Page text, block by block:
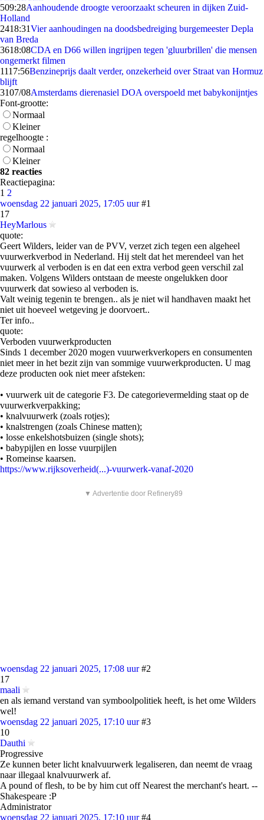
509:28Aanhoudende droogte veroorzaakt scheuren in dijken Zuid-
Holland
2418:31Vier aanhoudingen na doodsbedreiging burgemeester Depla
van Breda
3618:08CDA en D66 willen ingrijpen tegen 'gluurbrillen' die mensen
ongemerkt filmen
1117:56Benzineprijs daalt verder, onzekerheid over Straat van Hormuz
blijft
3107/08Amsterdams dierenasiel DOA overspoeld met babykonijntjes
Font-grootte:
Normaal
Kleiner
regelhoogte :
Normaal
Kleiner
82 reacties
Reactiepagina:
1 2
woensdag 22 januari 2025, 17:05 uur #1
17
HeyMarlous
quote:
Geert Wilders, leider van de PVV, verzet zich tegen een algeheel
vuurwerkverbod in Nederland. Hij stelt dat het merendeel van het
vuurwerk al verboden is en dat een extra verbod geen verschil zal
maken. Volgens Wilders ontstaan de meeste ongelukken door
vuurwerk dat sowieso al verboden is.
Valt weinig tegenin te brengen.. als je niet wil handhaven maakt het
niet uit hoeveel wetgeving je doorvoert..
Ter info..
quote:
Verboden vuurwerkproducten
Sinds 1 december 2020 mogen vuurwerkverkopers en consumenten
niet meer in het bezit zijn van sommige vuurwerkproducten. U mag
deze producten ook niet meer afsteken:
• vuurwerk uit de categorie F3. De categorievermelding staat op de
vuurwerkverpakking;
• knalvuurwerk (zoals rotjes);
• knalstrengen (zoals Chinese matten);
• losse enkelshotsbuizen (single shots);
• babypijlen en losse vuurpijlen
• Romeinse kaarsen.
https://www.rijksoverheid(...)-vuurwerk-vanaf-2020
▼ Advertentie door Refinery89
woensdag 22 januari 2025, 17:08 uur #2
17
maali
en als iemand verstand van symboolpolitiek heeft, is het ome Wilders
wel!
woensdag 22 januari 2025, 17:10 uur #3
10
Dauthi
Progressive
Ze kunnen beter licht knalvuurwerk legaliseren, dan neemt de vraag
naar illegaal knalvuurwerk af.
A pound of flesh, to be by him cut off Nearest the merchant's heart. --
Shakespeare :P
Administrator
woensdag 22 januari 2025, 17:10 uur #4